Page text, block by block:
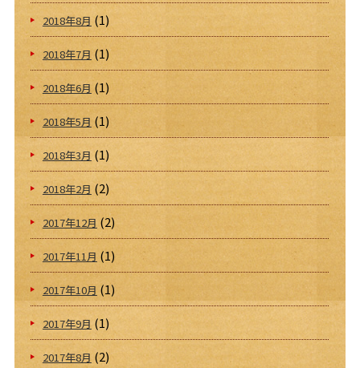
2018年8月 (1)
2018年7月(1)
2018年6月(1)
2018年5月 (1)
2018年3月(1)
2018年2月 (2)
2017年12月 (2)
2017年11月 (1)
2017年10月 (1)
2017年9月(1)
2017年8月 (2)